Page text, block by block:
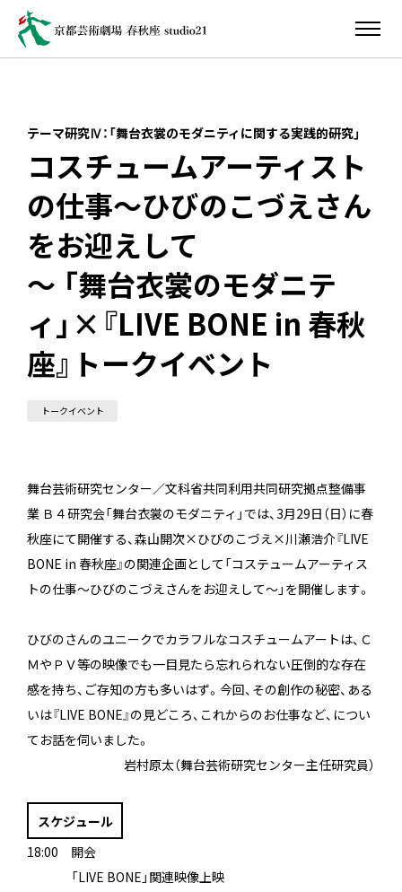
テーマ研究Ⅳ：「舞台衣裳のモダニティに関する実践的研究」
コスチュームアーティスト
の仕事～ひびのこづえさん
をお迎えして
～ 「舞台衣裳のモダニテ
ィ」×『LIVE BONE in 春秋
座』トークイベント
トークイベント
舞台芸術研究センター／文科省共同利用共同研究拠点整備事
業 Ｂ４研究会「舞台衣裳のモダニティ」では、3月29日（日）に春
秋座にて開催する、森山開次×ひびのこづえ×川瀬浩介『LIVE
BONE in 春秋座』の関連企画として「コステュームアーティス
トの仕事～ひびのこづえさんをお迎えして～」を開催します。
ひびのさんのユニークでカラフルなコスチュームアートは、Ｃ
ＭやＰＶ等の映像でも一目見たら忘れられない圧倒的な存在
感を持ち、ご存知の方も多いはず。今回、その創作の秘密、ある
いは『LIVE BONE』の見どころ、これからのお仕事など、につい
てお話を伺いました。
岩村原太（舞台芸術研究センター主任研究員）
スケジュール
18:00 開会
「LIVE BONE」関連映像上映